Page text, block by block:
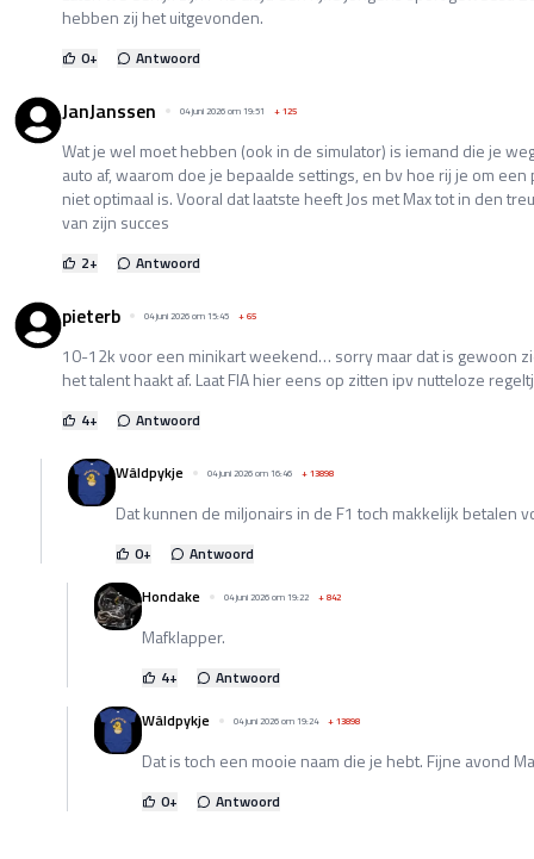
hebben zij het uitgevonden.
0+ Antwoord
JanJanssen 04 juni 2026 om 19:51 +125
Wat je wel moet hebben (ook in de simulator) is iemand die je
auto af, waarom doe je bepaalde settings, en bv hoe rij je om
niet optimaal is. Vooral dat laatste heeft Jos met Max tot in den
van zijn succes
2+ Antwoord
pieterb 04 juni 2026 om 15:45 +65
10-12k voor een minikart weekend… sorry maar dat is gewoon
het talent haakt af. Laat FIA hier eens op zitten ipv nutteloze
4+ Antwoord
Wâldpykje 04 juni 2026 om 16:46 +13898
Dat kunnen de miljonairs in de F1 toch makkelijk betalen
0+
Antwoord
Hondake
04 juni 2026 om 19:22 +842
Mafklapper.
4+
Antwoord
Wâldpykje
04 juni 2026 om 19:24 +13898
Dat is toch een mooie naam die je hebt. Fijne avond
0+ Antwoord